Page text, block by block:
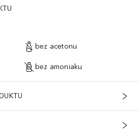
bez acetonu
bez amoniaku